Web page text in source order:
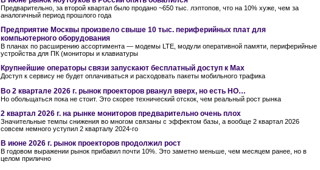
Предварительно, за второй квартал было продано ~650 тыс. лэптопов, что на 10% хуже, чем за
аналогичный период прошлого года
Предприятие Москвы произвело свыше 10 тыс. периферийных плат для
компьютерного оборудования
В планах по расширению ассортимента — модемы LTE, модули оперативной памяти, периферийные
устройства для ПК (мониторы и клавиатуры
Крупнейшие операторы связи запускают бесплатный доступ к Мах
Доступ к сервису не будет оплачиваться и расходовать пакеты мобильного трафика
Во 2 квартале 2026 г. рынок проекторов рванул вверх, но есть НО…
Но обольщаться пока не стоит. Это скорее технический отскок, чем реальный рост рынка
2 квартал 2026 г. на рынке мониторов предварительно очень плох
Значительные темпы снижения во многом связаны с эффектом базы, а вообще 2 квартал 2026
совсем немного уступил 2 кварталу 2024-го
В июне 2026 г. рынок проекторов продолжил рост
В годовом выражении рынок прибавил почти 10%. Это заметно меньше, чем месяцем ранее, но в
целом прилично